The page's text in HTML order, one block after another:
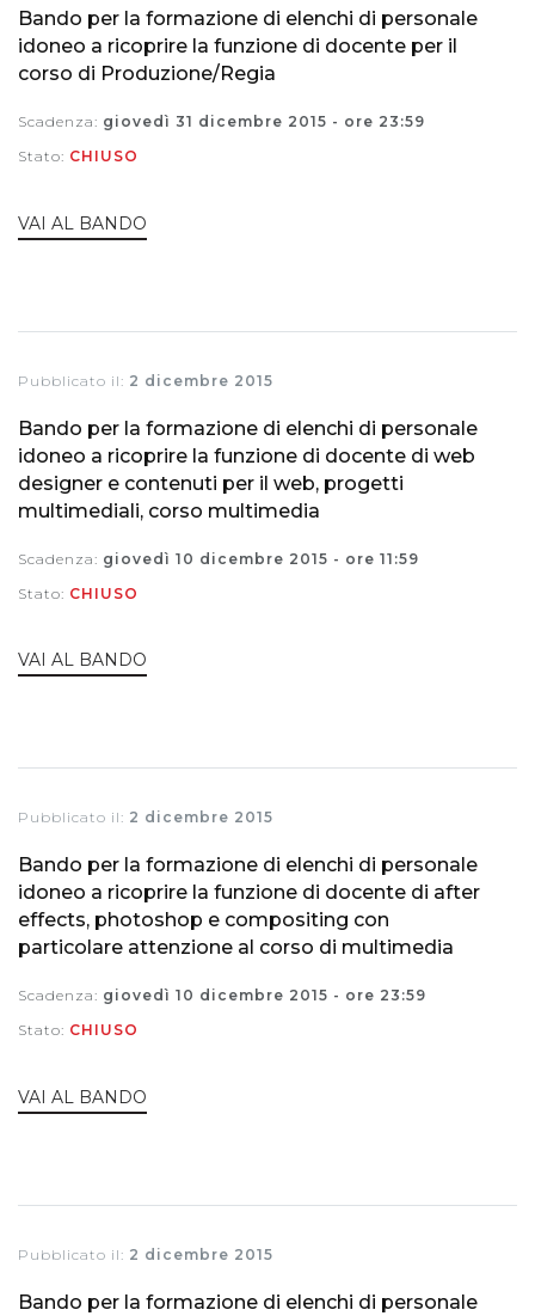
Bando per la formazione di elenchi di personale
idoneo a ricoprire la funzione di docente per il
corso di Produzione/Regia
Scadenza: giovedì 31 dicembre 2015 - ore 23:59
Stato: CHIUSO
VAI AL BANDO
Pubblicato il: 2 dicembre 2015
Bando per la formazione di elenchi di personale
idoneo a ricoprire la funzione di docente di web
designer e contenuti per il web, progetti
multimediali, corso multimedia
Scadenza: giovedì 10 dicembre 2015 - ore 11:59
Stato: CHIUSO
VAI AL BANDO
Pubblicato il: 2 dicembre 2015
Bando per la formazione di elenchi di personale
idoneo a ricoprire la funzione di docente di after
effects, photoshop e compositing con
particolare attenzione al corso di multimedia
Scadenza: giovedì 10 dicembre 2015 - ore 23:59
Stato: CHIUSO
VAI AL BANDO
Pubblicato il: 2 dicembre 2015
Bando per la formazione di elenchi di personale